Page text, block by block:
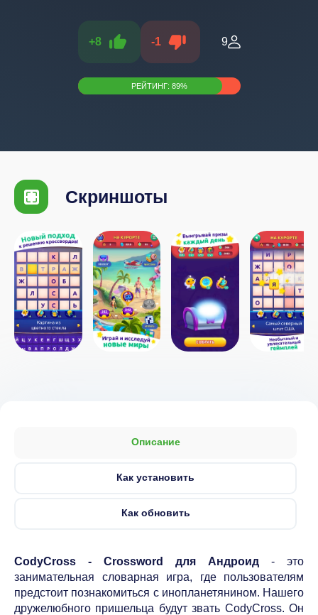
+8 -1 9
РЕЙТИНГ: 89%
Скриншоты
Описание
Как установить
Как обновить
CodyCross - Crossword для Андроид - это
занимательная словарная игра, где пользователям
предстоит познакомиться с инопланетянином. Нашего
дружелюбного пришельца будут звать CodyCross. Он